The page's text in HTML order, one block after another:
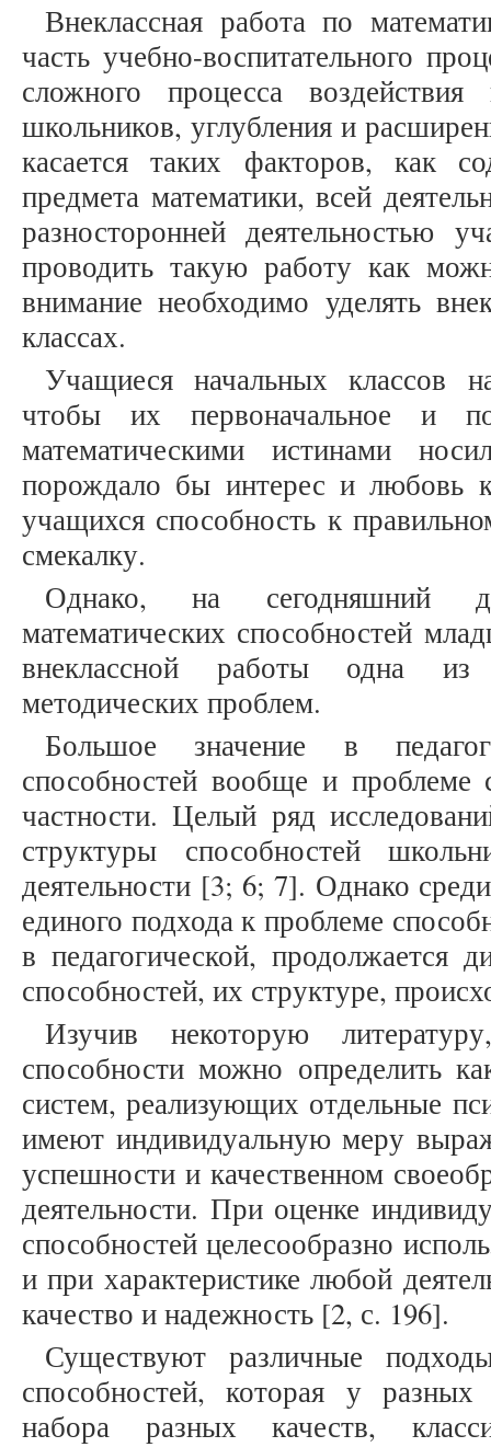
Внеклассная работа по
часть учебно-воспитательного
сложного процесса
школьников, углубления и
касается таких факторов, как
предмета математики, всей
разносторонней деятельностью
проводить такую работу как
внимание необходимо уделять
классах.
Учащиеся начальных классов
чтобы их первоначальное и
математическими истинами
порождало бы интерес и любовь
учащихся способность к
смекалку.
Однако, на сегодняшний
математических способностей
внеклассной работы одна из
методических проблем.
Большое значение в
способностей вообще и проблеме
частности. Целый ряд
структуры способностей
деятельности [3; 6; 7]. Однако
единого подхода к проблеме
в педагогической, продолжается
способностей, их структуре,
Изучив некоторую
способности можно определить
систем, реализующих отдельные
имеют индивидуальную меру
успешности и качественном
деятельности. При оценке
способностей целесообразно
и при характеристике любой
качество и надежность [2, с. 196].
Существуют различные
способностей, которая у
набора разных качеств,